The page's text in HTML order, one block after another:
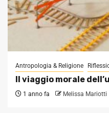
Antropologia & Religione
Il viaggio morale
1 anno fa Melissa Mariotti